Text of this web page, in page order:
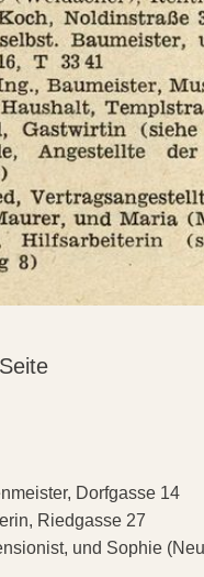
Dorfgasse 14
Riedgasse 27
und Sophie